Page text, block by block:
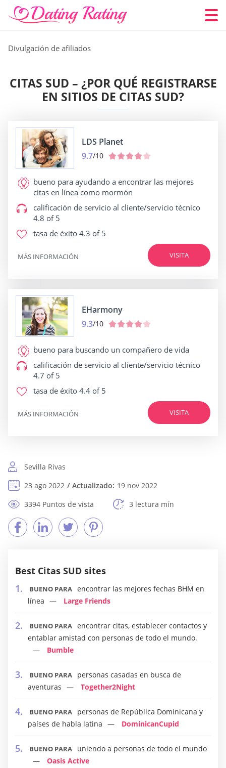
Divulgación de afiliados
CITAS SUD – ¿POR QUÉ REGISTRARSE
EN SITIOS DE CITAS SUD?
LDS Planet
9.7/10
bueno para ayudando a encontrar las mejores
citas en línea como mormón
calificación de servicio al cliente/servicio técnico
4.8 of 5
tasa de éxito 4.3 of 5
VISITA
MÁS INFORMACIÓN
EHarmony
9.3/10
bueno para buscando un compañero de vida
calificación de servicio al cliente/servicio técnico
4.7 of 5
tasa de éxito 4.4 of 5
VISITA
MÁS INFORMACIÓN
Sevilla Rivas
23 ago 2022
Actualizado: 19 nov 2022
3394 Puntos de vista
3 lectura mín
Best Citas SUD sites
BUENO PARA encontrar las mejores fechas BHM en
línea
Large Friends
BUENO PARA encontrar citas, establecer contactos y
entablar amistad con personas de todo el mundo.
Bumble
BUENO PARA
personas casadas en busca de
aventuras
Together2Night
BUENO PARA
personas de República Dominicana y
países de habla latina
DominicanCupid
BUENO PARA
uniendo a personas de todo el mundo
Oasis Active